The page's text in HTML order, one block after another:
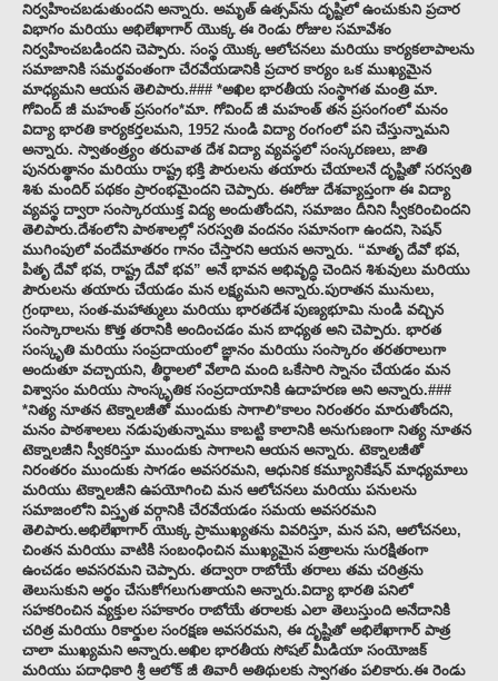
నిర్వహించబడుతుందని అన్నారు. అమృత్ ఉత్సవ్‌ను దృష్టిలో ఉంచుకుని ప్రచార
విభాగం మరియు అభిలేఖాగార్ యొక్క ఈ రెండు రోజుల సమావేశం
నిర్వహించబడిందని చెప్పారు. సంస్థ యొక్క ఆలోచనలు మరియు కార్యకలాపాలను
సమాజానికి సమర్థవంతంగా చేరవేయడానికి ప్రచార కార్యం ఒక ముఖ్యమైన
మాధ్యమని ఆయన తెలిపారు.### *అఖిల భారతీయ సంస్థాగత మంత్రి మా.
గోవింద్ జీ మహంత్ ప్రసంగం*మా. గోవింద్ జీ మహంత్ తన ప్రసంగంలో మనం
విద్యా భారతి కార్యకర్తలమని, 1952 నుండి విద్యా రంగంలో పని చేస్తున్నామని
అన్నారు. స్వాతంత్ర్యం తరువాత దేశ విద్యా వ్యవస్థలో సంస్కరణలు, జాతి
పునరుత్థానం మరియు రాష్ట్ర భక్తి పౌరులను తయారు చేయాలనే దృష్టితో సరస్వతి
శిశు మందిర్ పథకం ప్రారంభమైందని చెప్పారు. ఈరోజు దేశవ్యాప్తంగా ఈ విద్యా
వ్యవస్థ ద్వారా సంస్కారయుక్త విద్య అందుతోందని, సమాజం దీనిని స్వీకరించిందని
తెలిపారు.దేశంలోని పాఠశాలల్లో సరస్వతి వందనం సమానంగా ఉందని, సెషన్
ముగింపులో వందేమాతరం గానం చేస్తారని ఆయన అన్నారు. “మాతృ దేవో భవ,
పితృ దేవో భవ, రాష్ట్ర దేవో భవ” అనే భావన అభివృద్ధి చెందిన శిశువులు మరియు
పౌరులను తయారు చేయడం మన లక్ష్యమని అన్నారు.పురాతన మునులు,
గ్రంథాలు, సంత-మహాత్ములు మరియు భారతదేశ పుణ్యభూమి నుండి వచ్చిన
సంస్కారాలను కొత్త తరానికి అందించడం మన బాధ్యత అని చెప్పారు. భారత
సంస్కృతి మరియు సంప్రదాయంలో జ్ఞానం మరియు సంస్కారం తరతరాలుగా
అందుతూ వచ్చాయని, తీర్థాలలో వేలాది మంది ఒకేసారి స్నానం చేయడం మన
విశ్వాసం మరియు సాంస్కృతిక సంప్రదాయానికి ఉదాహరణ అని అన్నారు.###
*నిత్య నూతన టెక్నాలజీతో ముందుకు సాగాలి*కాలం నిరంతరం మారుతోందని,
మనం పాఠశాలలు నడుపుతున్నాము కాబట్టి కాలానికి అనుగుణంగా నిత్య నూతన
టెక్నాలజీని స్వీకరిస్తూ ముందుకు సాగాలని ఆయన అన్నారు. టెక్నాలజీతో
నిరంతరం ముందుకు సాగడం అవసరమని, ఆధునిక కమ్యూనికేషన్ మాధ్యమాలు
మరియు టెక్నాలజీని ఉపయోగించి మన ఆలోచనలు మరియు పనులను
సమాజంలోని విస్తృత వర్గానికి చేరవేయడం సమయ అవసరమని
తెలిపారు.అభిలేఖాగార్ యొక్క ప్రాముఖ్యతను వివరిస్తూ, మన పని, ఆలోచనలు,
చింతన మరియు వాటికి సంబంధించిన ముఖ్యమైన పత్రాలను సురక్షితంగా
ఉంచడం అవసరమని చెప్పారు. తద్వారా రాబోయే తరాలు తమ చరిత్రను
తెలుసుకుని అర్థం చేసుకోగలుగుతాయని అన్నారు.విద్యా భారతి పనిలో
సహకరించిన వ్యక్తుల సహకారం రాబోయే తరాలకు ఎలా తెలుస్తుంది అనేదానికి
చరిత్ర మరియు రికార్డుల సంరక్షణ అవసరమని, ఈ దృష్టితో అభిలేఖాగార్ పాత్ర
చాలా ముఖ్యమని అన్నారు.అఖిల భారతీయ సోషల్ మీడియా సంయోజక్
మరియు పదాధికారి శ్రీ ఆలోక్ జీ తివారీ అతిథులకు స్వాగతం పలికారు.ఈ రెండు